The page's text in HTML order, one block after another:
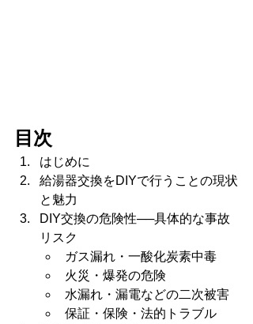
目次
はじめに
給湯器交換をDIYで行うことの現状
と魅力
DIY交換の危険性──具体的な事故
リスク
ガス漏れ・一酸化炭素中毒
火災・爆発の危険
水漏れ・漏電などの二次被害
保証・保険・法的トラブル